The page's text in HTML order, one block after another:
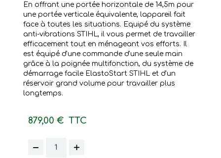
En offrant une portée horizontale de 14,5m pour
une portée verticale équivalente, lappareil fait
face à toutes les situations. Equipé du système
anti-vibrations STIHL, il vous permet de travailler
efficacement tout en ménageant vos efforts. Il
est équipé d'une commande d'une seule main
grâce à la poignée multifonction, du système de
démarrage facile ElastoStart STIHL et d'un
réservoir grand volume pour travailler plus
longtemps.
879,00 € TTC